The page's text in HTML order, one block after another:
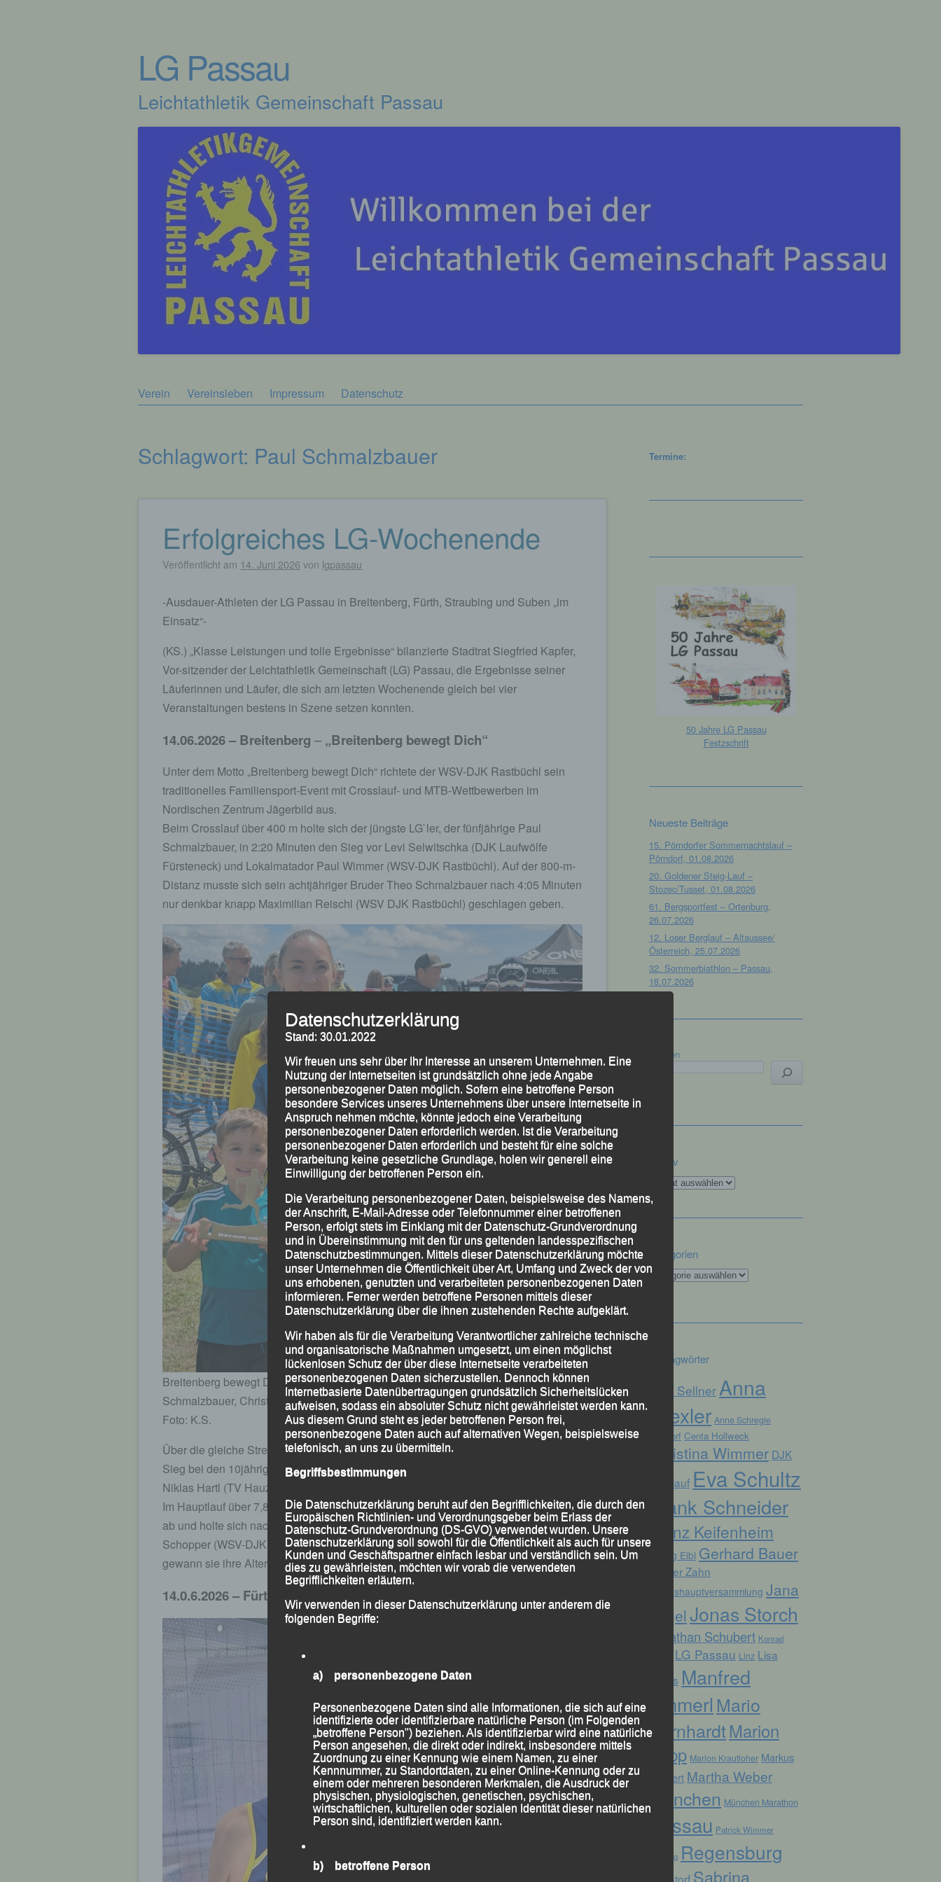
LG Passau
Leichtathletik Gemeinschaft Passau
Zum
Verein Vereinsleben Impressum Datenschutz
Schlagwort: Paul Schmalzbauer
Beitragsnavigation
Erfolgreiches LG-Wochenende
Veröffentlicht am 14. Juni 2026 von lgpassau
-Ausdauer-Athleten der LG Passau in Breitenberg, Fürth, Straubing und Suben „im
Einsatz“-
(KS.) „Klasse Leistungen und tolle Ergebnisse“ bilanzierte Stadtrat Siegfried Kapfer,
Vor-sitzender der Leichtathletik Gemeinschaft (LG) Passau, die Ergebnisse seiner
Läuferinnen und Läufer, die sich am letzten Wochenende gleich bei vier
Veranstaltungen bestens in Szene setzen konnten.
14.06.2026 – Breitenberg –„Breitenberg bewegt Dich“
Unter dem Motto „Breitenberg bewegt Dich“ richtete der WSV-DJK Rastbüchl sein
traditionelles Familiensport-Event mit Crosslauf- und MTB-Wettbewerben im
Nordischen Zentrum Jägerbild aus.
Beim Crosslauf über 400 m holte sich der jüngste LG`ler, der fünfjährige Paul
Schmalzbauer, in 2:20 Minuten den Sieg vor Levi Selwitschka (DJK Laufwölfe
Fürsteneck) und Lokalmatador Paul Wimmer (WSV-DJK Rastbüchl). Auf der 800-m-
Distanz musste sich sein achtjähriger Bruder Theo Schmalzbauer nach 4:05 Minuten
nur denkbar knapp Maximilian Reischl (WSV DJK Rastbüchl) geschlagen geben.
Breitenberg bewegt Dich“ – das erfolgreiche LG-Quartett mit (v.li.) Paul
Schmalzbauer, Christina Wimmer, Lukas Lichtenauer und Theo Schmalzbauer
Foto: K.S.
Über die gleiche Strecke erkämpfte sich Lukas Lichtenauer nach 3:41 Minuten den
Sieg bei den 10jährigen und verwies Maximilian Wimmer (DJK Altreichenau) und
Niklas Hartl (TV Hauzenberg) auf die weiteren Plätze.
Im Hauptlauf über 7,8 km lieferte Christina Wimmer ein absolut couragiertes Rennen
ab und holte sich nach 36:59 Minuten den Gesamtwieg bei den Damen vor Tamara
Schopper (WSV-DJK Rastbüchl) und Andrea Starkl (SC Jochenstein). Zudem
gewann sie ihre Altersklasse (AK) W 30.
14.0.6.2026 – Fürth Sparkassen Metropolmarathon
Termine:
50 Jahre LG Passau
Festzschrift
Neueste Beiträge
15. Pörndorfer Sommernachtslauf –
Pörndorf, 01.08.2026
20. Goldener Steig-Lauf –
Stozec/Tusset, 01.08.2026
61. Bergsportfest – Ortenburg,
26.07.2026
12. Loser Berglauf – Altaussee/
Österreich, 25.07.2026
32. Sommerbiathlon – Passau,
18.07.2026
Suchen
Archiv
Archiv
Kategorien
Kategorien
Schlagwörter
Alex Sellner Anna
Drexler Anne Schregle
Arnstorf Centa Hollweck
Christina Wimmer DJK
Domlauf Eva Schultz
Frank Schneider
Franz Keifenheim
Georg Eibl Gerhard Bauer
Günter Zahn
Jahreshauptversammlung Jana
Vogel Jonas Storch
Jonathan Schubert Konrad
LG Passau Linz Lisa
Fuchs Manfred
Ammerl Mario
BernhardtMarion
Kopp Marion Krautloher Markus
Weinert Martha Weber
München München Marathon
Passau Patrick Wimmer
Pocking Regensburg
Ruhstorf Sabrina
Datenschutzerklärung
Stand: 30.01.2022
Wir freuen uns sehr über Ihr Interesse an unserem Unternehmen. Eine
Nutzung der Internetseiten ist grundsätzlich ohne jede Angabe
personenbezogener Daten möglich. Sofern eine betroffene Person
besondere Services unseres Unternehmens über unsere Internetseite in
Anspruch nehmen möchte, könnte jedoch eine Verarbeitung
personenbezogener Daten erforderlich werden. Ist die Verarbeitung
personenbezogener Daten erforderlich und besteht für eine solche
Verarbeitung keine gesetzliche Grundlage, holen wir generell eine
Einwilligung der betroffenen Person ein.
Die Verarbeitung personenbezogener Daten, beispielsweise des Namens,
der Anschrift, E-Mail-Adresse oder Telefonnummer einer betroffenen
Person, erfolgt stets im Einklang mit der Datenschutz-Grundverordnung
und in Übereinstimmung mit den für uns geltenden landesspezifischen
Datenschutzbestimmungen. Mittels dieser Datenschutzerklärung möchte
unser Unternehmen die Öffentlichkeit über Art, Umfang und Zweck der von
uns erhobenen, genutzten und verarbeiteten personenbezogenen Daten
informieren. Ferner werden betroffene Personen mittels dieser
Datenschutzerklärung über die ihnen zustehenden Rechte aufgeklärt.
Wir haben als für die Verarbeitung Verantwortlicher zahlreiche technische
und organisatorische Maßnahmen umgesetzt, um einen möglichst
lückenlosen Schutz der über diese Internetseite verarbeiteten
personenbezogenen Daten sicherzustellen. Dennoch können
Internetbasierte Datenübertragungen grundsätzlich Sicherheitslücken
aufweisen, sodass ein absoluter Schutz nicht gewährleistet werden kann.
Aus diesem Grund steht es jeder betroffenen Person frei,
personenbezogene Daten auch auf alternativen Wegen, beispielsweise
telefonisch, an uns zu übermitteln.
Begriffsbestimmungen
Die Datenschutzerklärung beruht auf den Begrifflichkeiten, die durch den
Europäischen Richtlinien- und Verordnungsgeber beim Erlass der
Datenschutz-Grundverordnung (DS-GVO) verwendet wurden. Unsere
Datenschutzerklärung soll sowohl für die Öffentlichkeit als auch für unsere
Kunden und Geschäftspartner einfach lesbar und verständlich sein. Um
dies zu gewährleisten, möchten wir vorab die verwendeten
Begrifflichkeiten erläutern.
Wir verwenden in dieser Datenschutzerklärung unter anderem die
folgenden Begriffe:
a) personenbezogene Daten
Personenbezogene Daten sind alle Informationen, die sich auf eine
identifizierte oder identifizierbare natürliche Person (im Folgenden
„betroffene Person") beziehen. Als identifizierbar wird eine natürliche
Person angesehen, die direkt oder indirekt, insbesondere mittels
Zuordnung zu einer Kennung wie einem Namen, zu einer
Kennnummer, zu Standortdaten, zu einer Online-Kennung oder zu
einem oder mehreren besonderen Merkmalen, die Ausdruck der
physischen, physiologischen, genetischen, psychischen,
wirtschaftlichen, kulturellen oder sozialen Identität dieser natürlichen
Person sind, identifiziert werden kann.
b) betroffene Person